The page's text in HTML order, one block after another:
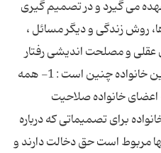
می گیرد و در تصمیم گیری
روش زندگی و دیگر مسائل ،
و مصلحت اندیشی رفتار
می كند . خلاصه ای از اساس كار این خانواده چنین است : 1- همه
خانواده ، قابل احترامند . 2- اعضای خانواده صلاحیت
ی افراد خانواده برای تصمیماتی كه درباره
مربوط است حق دخالت دارند و